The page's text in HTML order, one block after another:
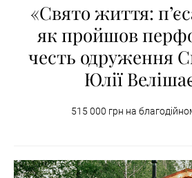
«Свято життя:
як пройшов
честь одруження
Юлії
515 000 грн на